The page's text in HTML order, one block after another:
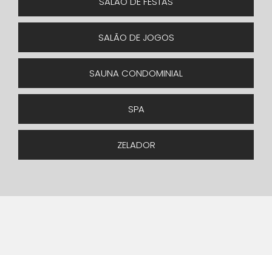
SALÃO DE JOGOS
SAUNA CONDOMINIAL
SPA
ZELADOR